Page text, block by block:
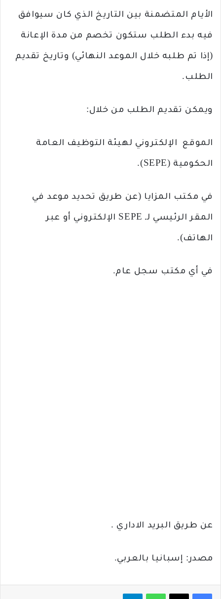
الأيام المتضمنة بين التاريخ الذي كان سيوافق
فيه بدء الطلب ستكون تخصم من مدة الإعانة
(إذا تم طلبه خلال الموعد النهائي) وتاريخ تقديم
الطلب.
ويمكن تقديم الطلب من خلال:
الموقع الإلكتروني لهيئة التوظيف العامة
الحكومية (SEPE).
في مكتب المزايا (عن طريق تحديد موعد في
المقر الرئيسي لـ SEPE الإلكتروني أو عبر
الهاتف).
في أي مكتب سجل عام.
عن طريق البريد الاداري .
مصدر: إسبانيا بالعربي.
فيسبوك‫X واتساب تيلقرام